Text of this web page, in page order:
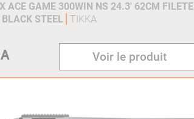
ACE GAME 300WIN NS 24.3' 62CM FILETE
STEEL
TIKKA
Voir le produit